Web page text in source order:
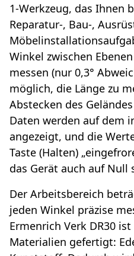
1-Werkzeug, das Ihnen
Reparatur-, Bau-,
Winkel zwischen
messen (nur 0,3°
möglich, die Länge zu
Abstecken des
Daten werden auf dem
angezeigt, und die
Taste (Halten)
das Gerät auch auf Null
Der Arbeitsbereich
jeden Winkel präzise
Ermenrich Verk DR30
Materialien gefertigt: